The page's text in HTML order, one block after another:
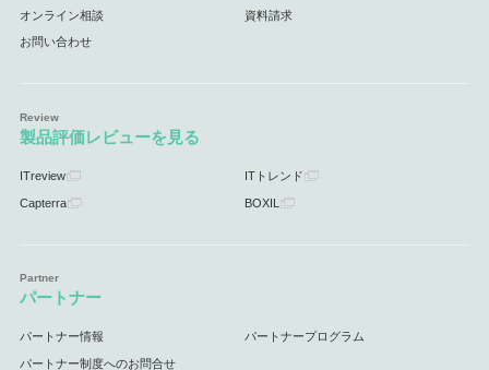
オンライン相談 資料請求
お問い合わせ
製品評価レビューを見る
ITreview ITトレンド
Capterra BOXIL
パートナー
パートナー情報 パートナープログラム
パートナー制度へのお問合せ